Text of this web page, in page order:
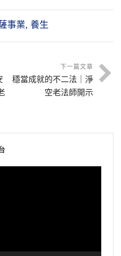
事業, 養生
下一篇文章
穩當成就的不二法｜淨
空老法師開示